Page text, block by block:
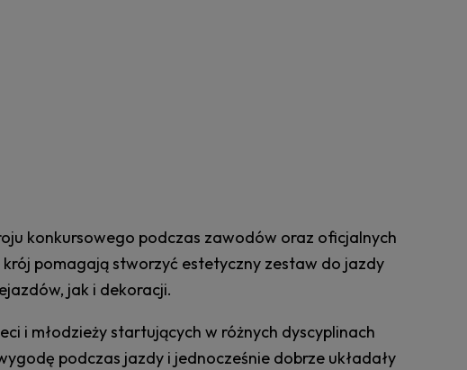
konkursowego podczas zawodów oraz oficjalnych
pomagają stworzyć estetyczny zestaw do jazdy
jak i dekoracji.
i młodzieży startujących w różnych dyscyplinach
podczas jazdy i jednocześnie dobrze układały